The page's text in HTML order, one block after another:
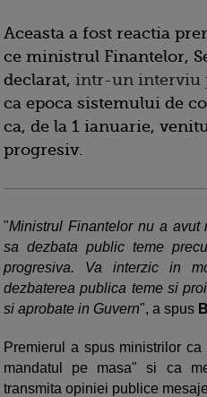
Aceasta a fost reactia
ce ministrul Finantelor,
declarat, intr-un interviu
ca epoca sistemului de
ca, de la 1 ianuarie,
progresiv.
"Ministrul Finantelor nu a avut
sa dezbata public teme
progresiva. Va interzic in
dezbaterea publica teme si
si aprobate in Guvern", a spus
Premierul a spus ministrilor
mandatul pe masa" si ca
transmita opiniei publice